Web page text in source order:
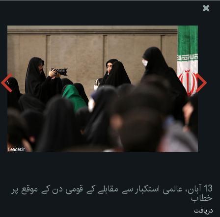
13 آبان، عالمی استکبار سے مقابلے کے قومی دن کے موقع پر
خطاب
تصویری البم دریافت کریں:
13 آبان، عالمی استکبار سے مقابلے کے قومی دن کے موقع پر
خطاب
دریافت